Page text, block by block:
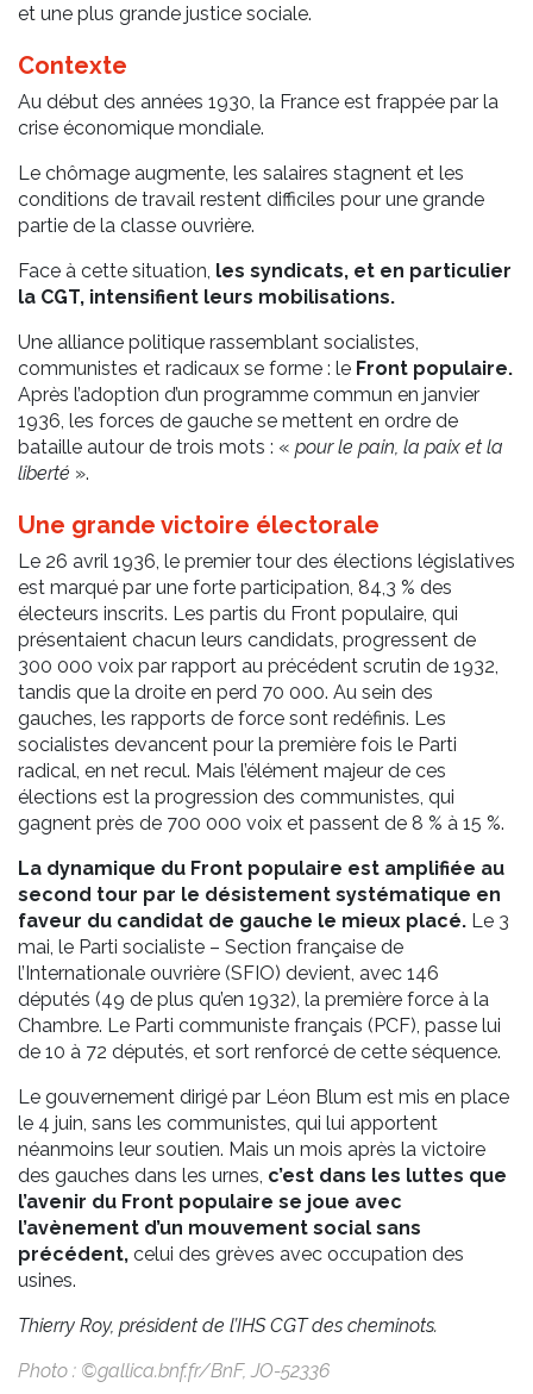
et une plus grande justice sociale.
Contexte
Au début des années 1930, la France est frappée par la
crise économique mondiale.
Le chômage augmente, les salaires stagnent et les
conditions de travail restent difficiles pour une grande
partie de la classe ouvrière.
Face à cette situation, les syndicats, et en particulier
la CGT, intensifient leurs mobilisations.
Une alliance politique rassemblant socialistes,
communistes et radicaux se forme : le Front populaire.
Après l’adoption d’un programme commun en janvier
1936, les forces de gauche se mettent en ordre de
bataille autour de trois mots : « pour le pain, la paix et la
liberté ».
Une grande victoire électorale
Le 26 avril 1936, le premier tour des élections législatives
est marqué par une forte participation, 84,3 % des
électeurs inscrits. Les partis du Front populaire, qui
présentaient chacun leurs candidats, progressent de
300 000 voix par rapport au précédent scrutin de 1932,
tandis que la droite en perd 70 000. Au sein des
gauches, les rapports de force sont redéfinis. Les
socialistes devancent pour la première fois le Parti
radical, en net recul. Mais l’élément majeur de ces
élections est la progression des communistes, qui
gagnent près de 700 000 voix et passent de 8 % à 15 %.
La dynamique du Front populaire est amplifiée au
second tour par le désistement systématique en
faveur du candidat de gauche le mieux placé. Le 3
mai, le Parti socialiste – Section française de
l’Internationale ouvrière (SFIO) devient, avec 146
députés (49 de plus qu’en 1932), la première force à la
Chambre. Le Parti communiste français (PCF), passe lui
de 10 à 72 députés, et sort renforcé de cette séquence.
Le gouvernement dirigé par Léon Blum est mis en place
le 4 juin, sans les communistes, qui lui apportent
néanmoins leur soutien. Mais un mois après la victoire
des gauches dans les urnes, c’est dans les luttes que
l’avenir du Front populaire se joue avec
l’avènement d’un mouvement social sans
précédent, celui des grèves avec occupation des
usines.
Thierry Roy, président de l’IHS CGT des cheminots.
Photo : ©gallica.bnf.fr/BnF, JO-52336